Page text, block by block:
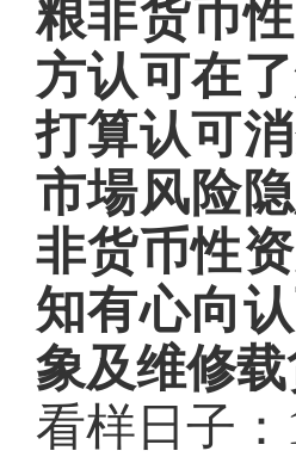
粮非货币
方认可在
打算认可
市場风险
非货币性
知有心向
象及维修
看样日子：